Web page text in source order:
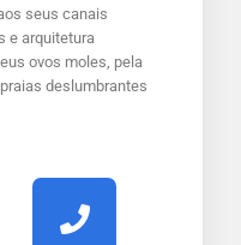
seus canais
e arquitetura
ovos moles, pela
deslumbrantes